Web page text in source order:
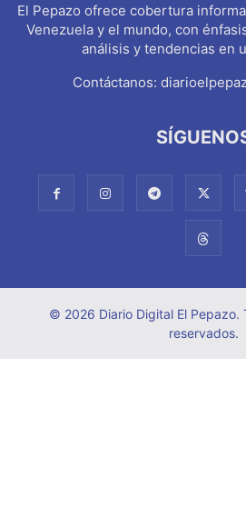
El Pepazo ofrece cobertura
Venezuela y el mundo, con
análisis y tendencias en
Contáctanos:
© 2026 Diario Digital El Pepazo.
reservados.